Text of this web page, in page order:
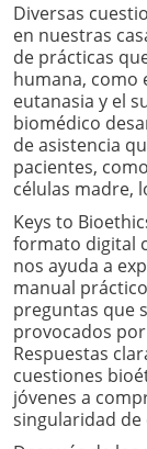
Diversas
en nuestras
de prácticas
humana, como
eutanasia y el
biomédico
de asistencia
pacientes,
células madre,
Keys to
formato digital
nos ayuda a
manual
preguntas que
provocados
Respuestas
cuestiones
jóvenes a
singularidad de